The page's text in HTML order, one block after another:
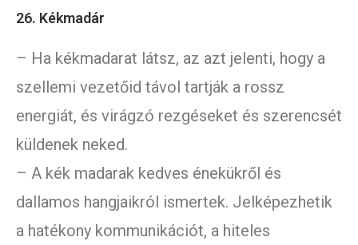
26. Kékmadár
– Ha kékmadarat látsz, az azt jelenti, hogy a
szellemi vezetőid távol tartják a rossz
energiát, és virágzó rezgéseket és szerencsét
küldenek neked.
– A kék madarak kedves énekükről és
dallamos hangjaikról ismertek. Jelképezhetik
a hatékony kommunikációt, a hiteles